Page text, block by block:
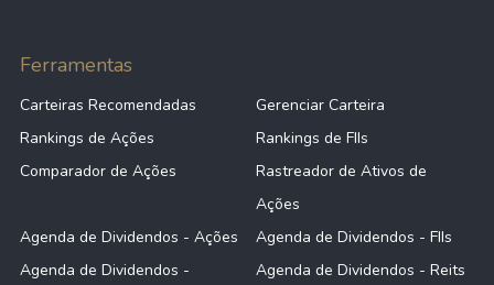
Ferramentas
Carteiras Recomendadas
Gerenciar Carteira
Rankings de Ações
Rankings de FIIs
Comparador de Ações
Rastreador de Ativos de
Ações
Agenda de Dividendos - Ações
Agenda de Dividendos - FIIs
Agenda de Dividendos -
Agenda de Dividendos - Reits